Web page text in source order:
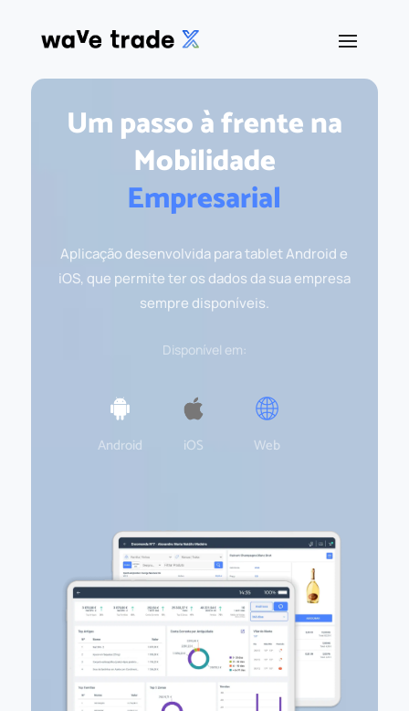
Um passo à frente na
Mobilidade
Empresarial
Aplicação desenvolvida para tablet Android e
iOS, que permite ter os dados da sua empresa
sempre disponíveis.
Disponível em:
Android iOS Web